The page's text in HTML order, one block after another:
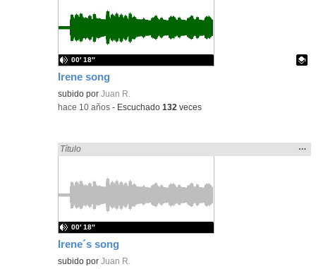
Irene song
Contenido educativo.
subido porJuan R.
00′ 18″
-hace 10 años - Escuchado132 veces
Irene´s song
Encontrado «song» en:
Título
la
…
subido porJuan R.
00′ 18″